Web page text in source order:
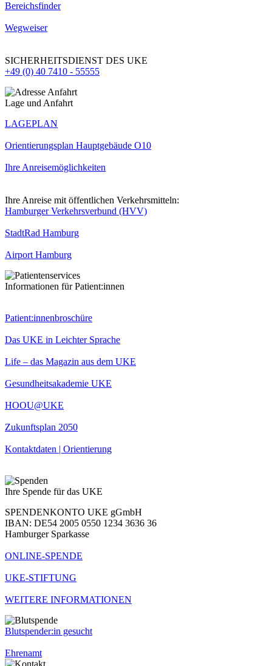
Bereichsfinder
Wegweiser
SICHERHEITSDIENST DES UKE
+49 (0) 40 7410 - 55555
Lage und Anfahrt
LAGEPLAN
Orientierungsplan Hauptgebäude O10
Ihre Anreisemöglichkeiten
Ihre Anreise mit öffentlichen Verkehrsmitteln:
Hamburger Verkehrsverbund (HVV)
StadtRad Hamburg
Airport Hamburg
Informationen für Patient:innen
Patient:innenbroschüre
Das UKE in Leichter Sprache
Life – das Magazin aus dem UKE
Gesundheitsakademie UKE
HOOU@UKE
Zukunftsplan 2050
Kontaktdaten | Orientierung
Ihre Spende für das UKE
SPENDENKONTO UKE gGmbH
IBAN: DE54 2005 0550 1234 3636 36
Hamburger Sparkasse
ONLINE-SPENDE
UKE-STIFTUNG
WEITERE INFORMATIONEN
Blutspender:in gesucht
Ehrenamt